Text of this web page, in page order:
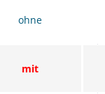
ohne
mit